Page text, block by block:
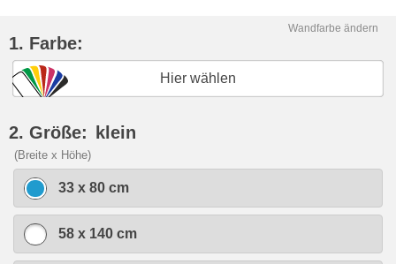
Wandfarbe ändern
1. Farbe:
Hier wählen
2. Größe: klein
(Breite x Höhe)
33 x 80 cm
58 x 140 cm